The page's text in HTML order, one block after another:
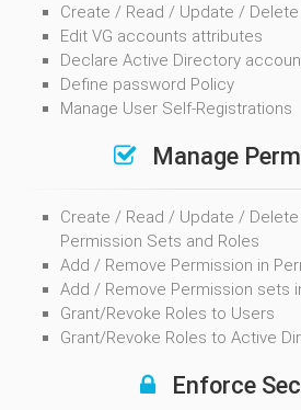
Create / Read / Update /
Edit VG accounts attributes
Declare Active Directory
Define password Policy
Manage User Self-Registrations
Manage
Create / Read / Update /
Permission Sets and Roles
Add / Remove Permission in
Add / Remove Permission sets
Grant/Revoke Roles to Users
Grant/Revoke Roles to Active
Enforce